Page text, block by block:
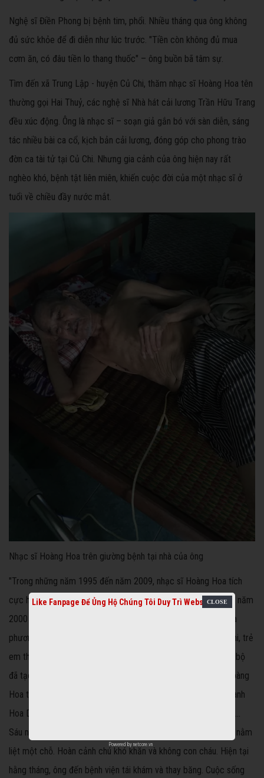
Nghệ sĩ Điền Phong bị bệnh tim, phổi. Nhiều tháng qua ông không
đủ sức khỏe để đi diễn như lúc trước. "Tiền còn không đủ mua
cơm ăn, có đâu tiền lo thang thuốc" – ông buồn bã tâm sự.
Tìm đến xã Trung Lập - huyện Củ Chi, thăm nhạc sĩ Hoàng Hoa tên
thường gọi Hai Thuỷ, các nghệ sĩ Nhà hát cải lương Trần Hữu Trang
đều xúc động. Ông là nhạc sĩ – soạn giả gắn bó với sàn diễn, sáng
tác nhiều bài ca cổ, kịch bản cải lương, đóng góp cho phong trào
đờn ca tài tử tại Củ Chi. Nhưng gia cảnh của ông hiện nay rất
nghèo khó, bệnh tật liên miên, khiến cuộc đời của một nhạc sĩ ở
tuổi về chiều đầy nước mắt.
Nhạc sĩ Hoàng Hoa trên giường bệnh tại nhà của ông
"Trong những năm 1995 đến năm 2009, nhạc sĩ Hoàng Hoa tích
cực hoạt động trong phong trào văn nghệ huyện và xã. Những năm
2000 phong trào đờn ca tài tử - câu lạc bộ Ông bà cháu tại địa
phương. Ông đã thành lập câu lạc bộ này, thu hút nhiều thiếu nhi, trẻ
em tham gia sinh hoạt văn nghệ, nhất là đờn ca tài tử. Câu lạc bộ
đã tạo tiếng vang khắp các quận huyện. Nhạc sĩ - soạn giả Hoàng
Hoa trước đây công tác tại đoàn cải luong Sài Gòn 1 - ( bút danh
Hoa Dạ Thuỷ) cùng thời với NSƯT Thanh Điền, Thanh Kim Huệ...
Sáu năm qua ông bệnh nặng phải phẩu thuật bàng quang, hiện nằm
liệt một chỗ. Hoàn cảnh chú khó khăn và không con cháu. Hiện tại
hằng tháng, ông đến bệnh viện tái khám và thay băng. Cuộc sống
Like Fanpage Để Ủng Hộ Chúng Tôi Duy Trì Website
Powered by netcore.vn